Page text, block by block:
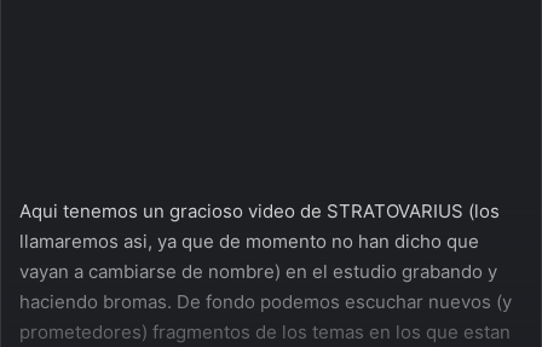
Aqui tenemos un gracioso video de STRATOVARIUS (los
llamaremos asi, ya que de momento no han dicho que
vayan a cambiarse de nombre) en el estudio grabando y
haciendo bromas. De fondo podemos escuchar nuevos (y
prometedores) fragmentos de los temas en los que estan